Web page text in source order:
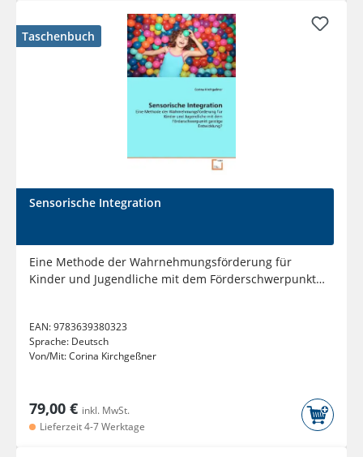
Taschenbuch
Sensorische Integration
Eine Methode der Wahrnehmungsförderung für
Kinder und Jugendliche mit dem Förderschwerpunkt
EAN:9783639380323
Sprache: Deutsch
Von/Mit:Corina Kirchgeßner
79,00 € inkl. MwSt.
Lieferzeit 4-7 Werktage